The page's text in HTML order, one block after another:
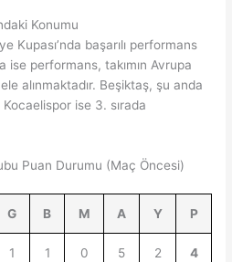
Konumu
Kupası’nda başarılı performans
ise performans, takımın Avrupa
alınmaktadır. Beşiktaş, şu anda
ise 3. sırada
Puan Durumu (Maç Öncesi)
G B M A Y P
1 1 0 5 2 4